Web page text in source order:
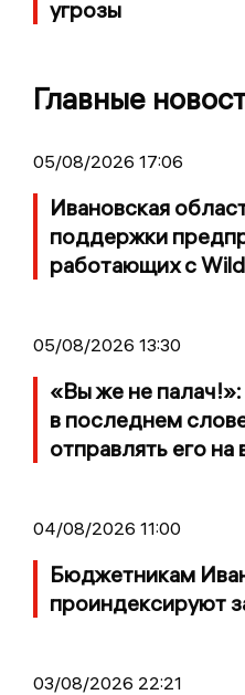
угрозы
Главные
05/08/2026 17:06
Ивановская
поддержки
работающих с
05/08/2026 13:30
«Вы же не
в последнем
отправлять его
04/08/2026 11:00
Бюджетникам
проиндексируют
03/08/2026 22:21